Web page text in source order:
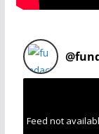
@
Feed not